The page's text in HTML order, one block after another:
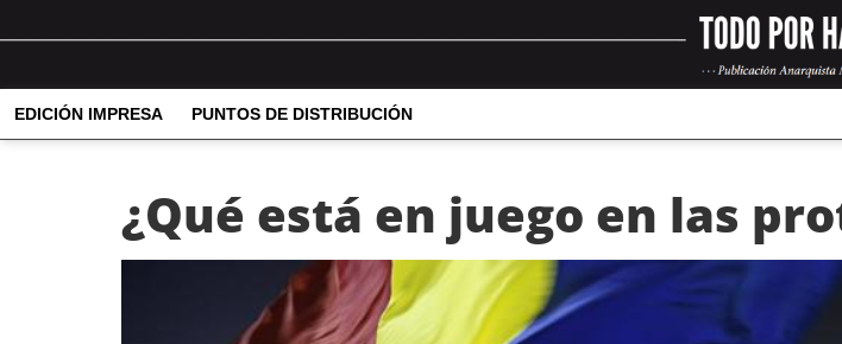
EDICIÓN IMPRESA PUNTOS DE DISTRIBUCIÓN
¿Qué está en juego en las